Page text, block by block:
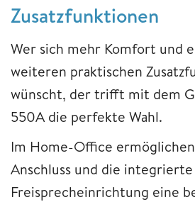
Zusatzfunktionen
Wer sich mehr Komfort und
weiteren praktischen
wünscht, der trifft mit dem
550A die perfekte Wahl.
Im Home-Office
Anschluss und die integrierte
Freisprecheinrichtung eine